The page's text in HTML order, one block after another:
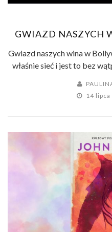
GWIAZD NASZYCH
Gwiazd naszych wina w
właśnie sieć i jest to bez
14